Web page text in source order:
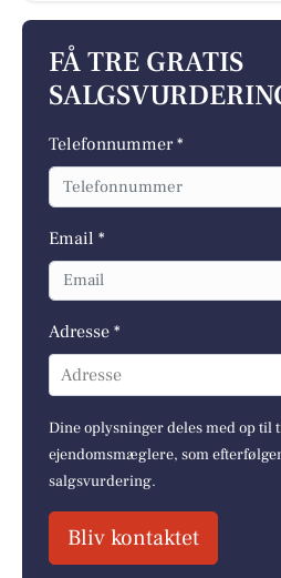
FÅ TRE GRATIS
Telefonnummer *
Email *
Adresse *
Adresse
Dine oplysninger deles med op til
ejendomsmæglere, som
salgsvurdering.
Bliv kontaktet